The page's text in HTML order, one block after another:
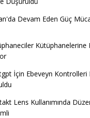
Devam Eden Güç
Kütüphanelerine
İçin Ebeveyn Kontrolleri
Lens Kullanımında